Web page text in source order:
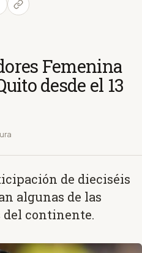
Femenina
desde el 13
de dieciséis
algunas de las
del continente.